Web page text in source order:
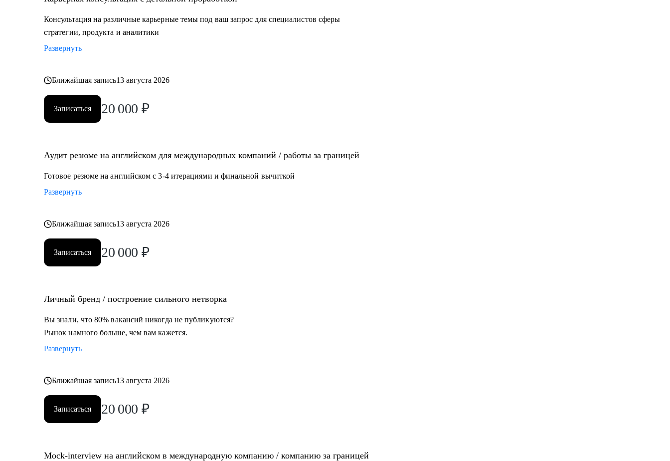
Кому могу помочь:
Product Management, Project Management
• Думает об иммиграции в США по визе талантов О1 / ЕВ1-А
• Хочет поступить в топовые бизнес школы в Европе
Консультация на различные карьерные темы под ваш запрос для специалистов сферы
стратегии, продукта и аналитики
Развернуть
Ближайшая запись13 августа 2026
Записаться 20 000 ₽
Аудит резюме на английском для международных компаний / работы за границей
Готовое резюме на английском с 3-4 итерациями и финальной вычиткой
Развернуть
Ближайшая запись13 августа 2026
Записаться 20 000 ₽
Личный бренд / построение сильного нетворка
Вы знали, что 80% вакансий никогда не публикуются?
Рынок намного больше, чем вам кажется.
Развернуть
Ближайшая запись13 августа 2026
Записаться 20 000 ₽
Mock-interview на английском в международную компанию / компанию за границей